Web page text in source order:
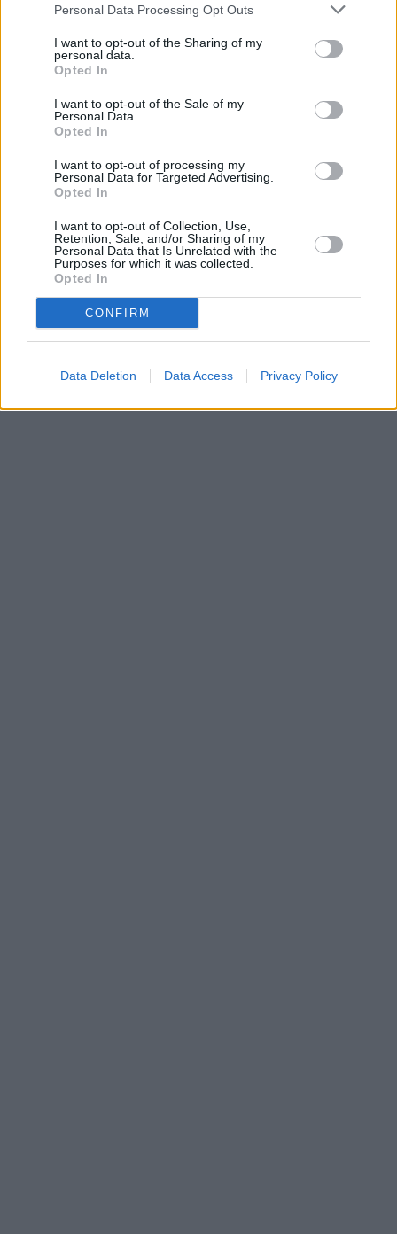
Personal Data Processing Opt Outs
I want to opt-out of the Sharing of my
personal data.
Opted In
I want to opt-out of the Sale of my
Personal Data.
Opted In
I want to opt-out of processing my
Personal Data for Targeted Advertising.
Opted In
I want to opt-out of Collection, Use,
Retention, Sale, and/or Sharing of my
Personal Data that Is Unrelated with the
Purposes for which it was collected.
Opted In
CONFIRM
Data Deletion Data Access Privacy Policy
«Επομένως, εκτός αν παρατηρήσουμε μια σαφή αλλαγή
σε αυτά τα θεμελιώδη μεγέθη, η ανθεκτικότητα των
περιουσιακών στοιχείων κινδύνου δεν είναι ιδιαίτερα
αξιοσημείωτη, αλλά συνάδει με τα ιστορικά δεδομένα των